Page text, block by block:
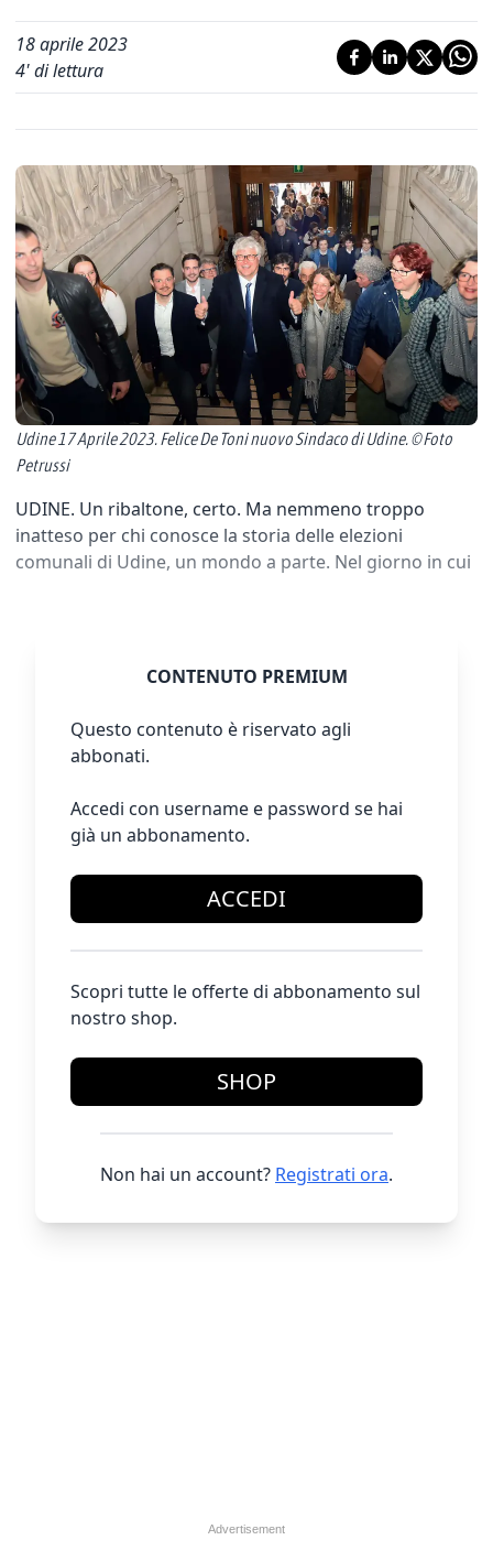
18 aprile 2023
4' di lettura
Udine 17 Aprile 2023. Felice De Toni nuovo Sindaco di Udine. © Foto
Petrussi
UDINE. Un ribaltone, certo. Ma nemmeno troppo
inatteso per chi conosce la storia delle elezioni
comunali di Udine, un mondo a parte. Nel giorno in cui
CONTENUTO PREMIUM
Questo contenuto è riservato agli
abbonati.
Accedi con username e password se hai
già un abbonamento.
ACCEDI
Scopri tutte le offerte di abbonamento sul
nostro shop.
SHOP
Non hai un account? Registrati ora.